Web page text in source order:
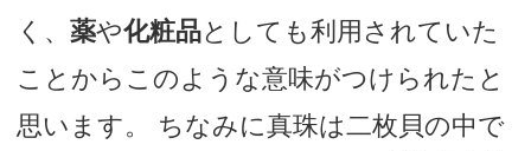
く、 薬や化粧品としても利用されていた
ことからこのような意味がつけられたと
思います。 ちなみに真珠は二枚貝の中で